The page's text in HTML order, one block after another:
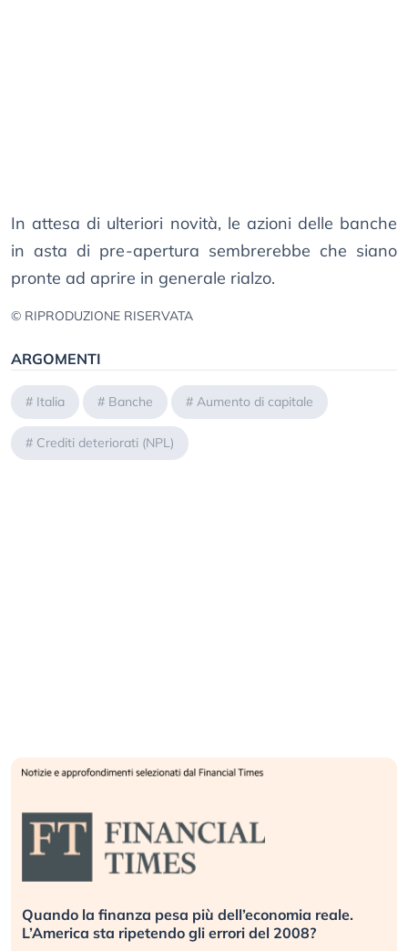
In attesa di ulteriori novità, le azioni delle banche
in asta di pre-apertura sembrerebbe che siano
pronte ad aprire in generale rialzo.
© RIPRODUZIONE RISERVATA
ARGOMENTI
# Italia # Banche # Aumento di capitale
# Crediti deteriorati (NPL)
Quando la finanza pesa più dell’economia reale.
L’America sta ripetendo gli errori del 2008?